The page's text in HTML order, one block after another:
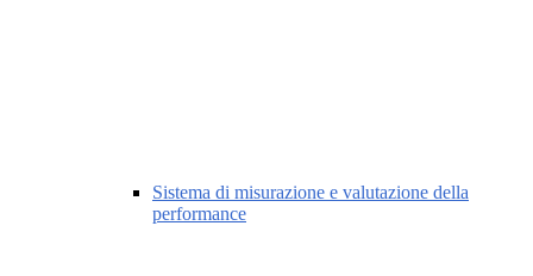
Sistema di misurazione e valutazione della
performance